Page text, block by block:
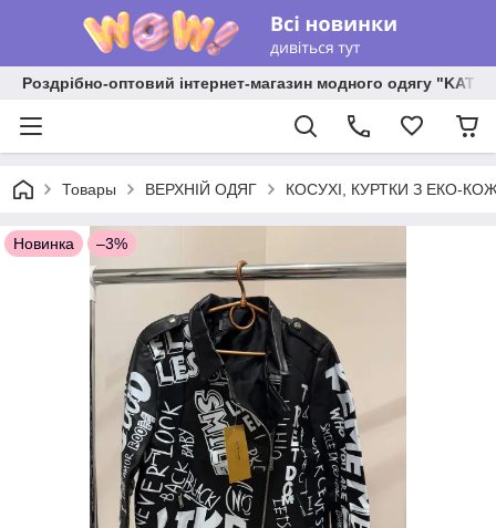
Роздрібно-оптовий інтернет-магазин модного одягу
Товары ВЕРХНІЙ ОДЯГ КОСУХІ, КУРТКИ З ЕКО-
Новинка –3%